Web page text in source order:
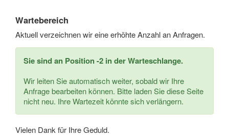
Wartebereich
Aktuell verzeichnen wir eine erhöhte Anzahl an Anfragen.
Sie sind an Position -2 in der Warteschlange.
Wir leiten Sie automatisch weiter, sobald wir Ihre
Anfrage bearbeiten können. Bitte laden Sie diese Seite
nicht neu. Ihre Wartezeit könnte sich verlängern.
Vielen Dank für Ihre Geduld.